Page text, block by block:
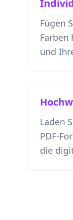
Fügen
Farben
und
Laden
PDF-
die